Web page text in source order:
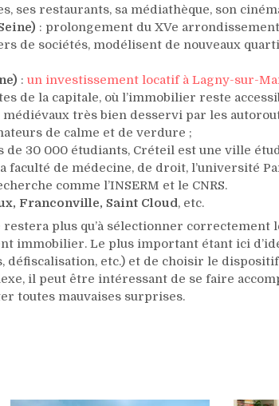
ses restaurants, sa médiathèque, son
: prolongement du XVe
de sociétés, modélisent de nouveaux
: un investissement locatif à Lagny-sur-
de la capitale, où l’immobilier reste
très bien desservi par les
de calme et de verdure ;
de 30 000 étudiants, Créteil est une ville
faculté de médecine, de droit, l’université
comme l’INSERM et le CNRS.
Franconville, Saint Cloud, etc.
restera plus qu’à sélectionner correctement
immobilier. Le plus important étant ici
défiscalisation, etc.) et de choisir le
il peut être intéressant de se faire
toutes mauvaises surprises.